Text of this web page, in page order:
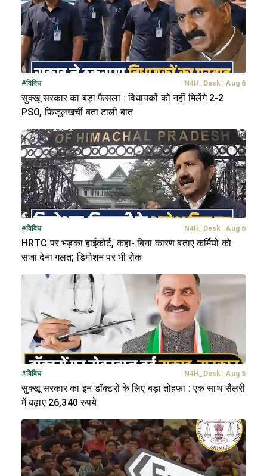
#विविध N4H_Desk | Aug 6
सुक्खू सरकार का बड़ा फैसला : विधायकों को नहीं मिलेंगे 2-2
PSO, फिजूलखर्ची बता टाली बात
#विविध N4H_Desk | Aug 6
HRTC पर भड़का हाईकोर्ट, कहा- बिना कारण बताए कर्मियों को
सजा देना गलत; डिमोशन पर भी रोक
#विविध N4H_Desk | Aug 5
सुक्खू सरकार का इन डॉक्टरों के लिए बड़ा तोहफा : एक साथ सैलरी
में बढ़ाए 26,340 रुपये